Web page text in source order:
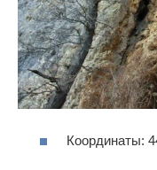
Координаты: